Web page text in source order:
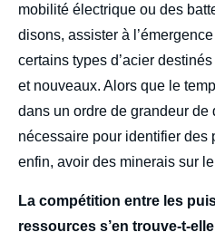
mobilité électrique ou des
disons, assister à
certains types d’acier
et nouveaux. Alors que le
dans un ordre de grandeur
nécessaire pour identifier des
enfin, avoir des minerais sur
La compétition entre les
ressources s’en trouve-t-